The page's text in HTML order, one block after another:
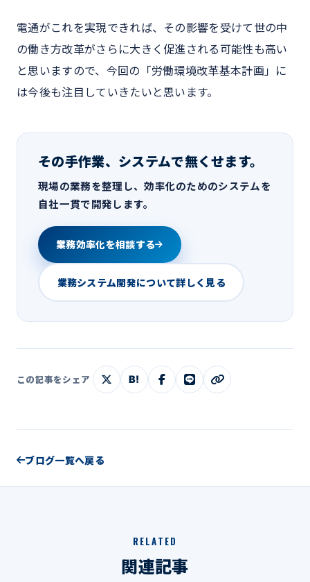
電通がこれを実現できれば、その影響を受けて世の中
の働き方改革がさらに大きく促進される可能性も高い
と思いますので、今回の「労働環境改革基本計画」に
は今後も注目していきたいと思います。
その手作業、システムで無くせます。
現場の業務を整理し、効率化のためのシステムを
自社一貫で開発します。
業務効率化を相談する
業務システム開発について詳しく見る
この記事をシェア B!
ブログ一覧へ戻る
RELATED
関連記事